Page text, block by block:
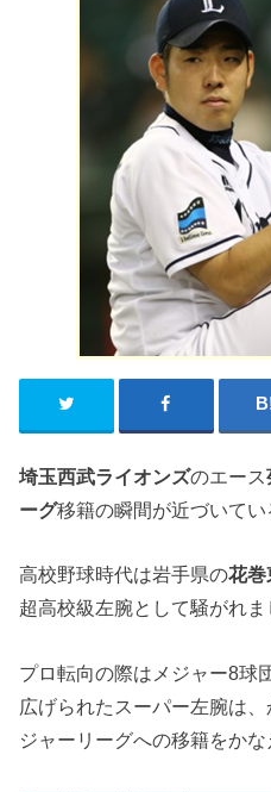
埼玉西武ライオンズのエース
ーグ移籍の瞬間が近づいてい
高校野球時代は岩手県の花巻
超高校級左腕として騒がれま
プロ転向の際はメジャー8球
広げられたスーパー左腕は
ジャーリーグへの移籍をかな